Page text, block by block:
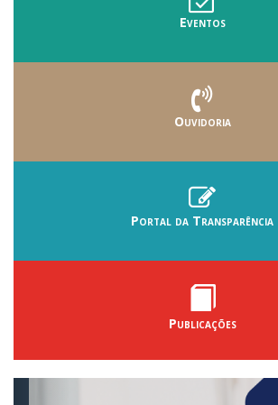
Eventos
Ouvidoria
Portal da Transparência
Publicações